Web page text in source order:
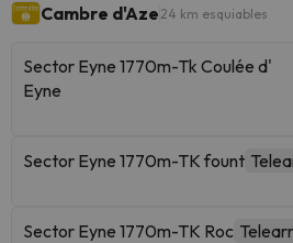
Cambre d'Aze 24 km esquiables
Sector Eyne 1770m-Tk Coulée d'
Eyne
Sector Eyne 1770m-TK fount
Sector Eyne 1770m-TK Roc